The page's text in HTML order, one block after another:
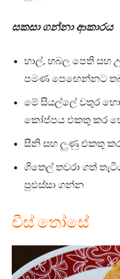
සකසා ගන්නා ආකාරය
හාල්, හබල පෙති සහ
පමණ පෙඟෙන්නට
මේ සියල්ලේ වතුර
කෝප්පය එකතු කර
සීනි සහ ලුණු එකතු
ගිතෙල් තවරා ගත්
පුළුස්සා ගන්න
චීස් තෝසේ